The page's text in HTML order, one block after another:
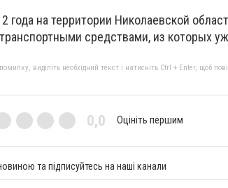
года на территории Николаевской
средствами, из которых
виділіть необхідний текст і натисніть Ctrl + Enter, щоб
0,0 Оцініть першим
та підписуйтесь на наші канали